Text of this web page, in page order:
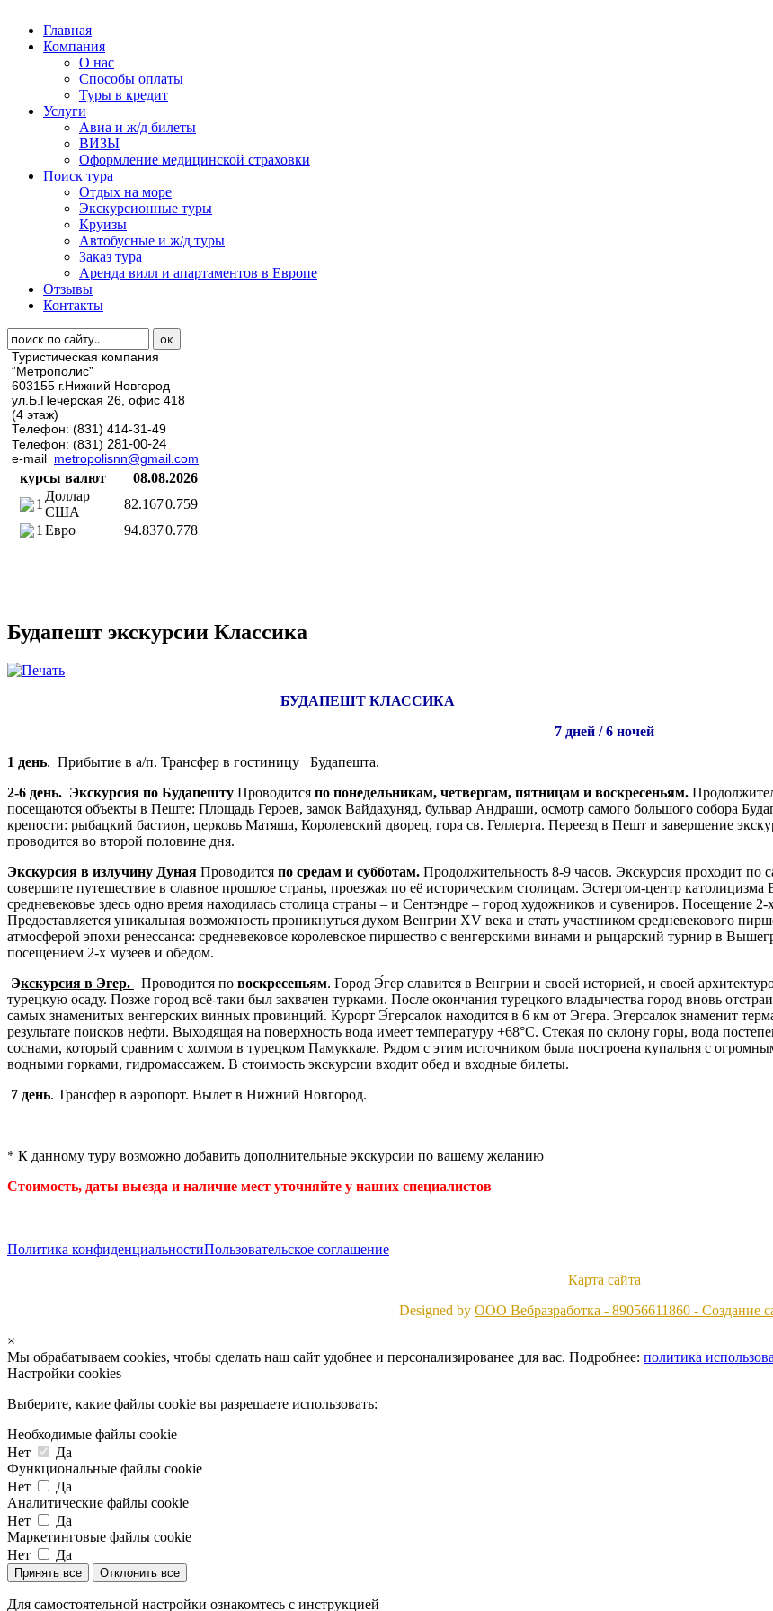
Главная
Компания
О нас
Способы оплаты
Туры в кредит
Услуги
Авиа и ж/д билеты
ВИЗЫ
Оформление медицинской страховки
Поиск тура
Отдых на море
Экскурсионные туры
Круизы
Автобусные и ж/д туры
Заказ тура
Аренда вилл и апартаментов в Европе
Отзывы
Контакты
Туристическая компания
“Метрополис”
603155 г.Нижний Новгород
ул.Б.Печерская 26, офис 418
(4 этаж)
Телефон: (831) 414-31-49
Телефон: (831) 281-00-24
e-mail metropolisnn@gmail.com
курсы валют
08.08.2026
1
Доллар
США
82.1670.759
1 Евро 94.8370.778
Будапешт экскурсии Классика
БУДАПЕШТ КЛАССИКА
7 дней / 6 ночей
1 день. Прибытие в а/п. Трансфер в гостиницу Будапешта.
2-6 день. Экскурсия по Будапешту Проводится по понедельникам, четвергам, пятницам и воскресеньям.
посещаются объекты в Пеште: Площадь Героев, замок Вайдахуняд, бульвар Андраши, осмотр самого большого собора
крепости: рыбацкий бастион, церковь Матяша, Королевский дворец, гора св. Геллерта. Переезд в Пешт и завершение
проводится во второй половине дня.
Экскурсия в излучину Дуная Проводится по средам и субботам. Продолжительность 8-9 часов. Экскурсия проходит
совершите путешествие в славное прошлое страны, проезжая по её историческим столицам. Эстергом-центр
средневековье здесь одно время находилась столица страны – и Сентэндре – город художников и сувениров. Посещение
Предоставляется уникальная возможность проникнуться духом Венгрии ХV века и стать участником средневекового
атмосферой эпохи ренессанса: средневековое королевское пиршество с венгерскими винами и рыцарский турнир в
посещением 2-х музеев и обедом.
Экскурсия в Эгер. Проводится по воскресеньям. Город Э́гер славится в Венгрии и своей историей, и своей
турецкую осаду. Позже город всё-таки был захвачен турками. После окончания турецкого владычества город вновь
самых знаменитых венгерских винных провинций. Курорт Э́герсалок находится в 6 км от Эгера. Эгерсалок знаменит
результате поисков нефти. Выходящая на поверхность вода имеет температуру +68°С. Стекая по склону горы, вода
соснами, который сравним с холмом в турецком Памуккале. Рядом с этим источником была построена купальня с
водными горками, гидромассажем. В стоимость экскурсии входит обед и входные билеты.
7 день. Трансфер в аэропорт. Вылет в Нижний Новгород.
* К данному туру возможно добавить дополнительные экскурсии по вашему желанию
Стоимость, даты выезда и наличие мест уточняйте у наших специалистов
Политика конфиденциальностиПользовательское соглашение
Карта сайта
Designed by ООО Вебразработка - 89056611860 - Создание
×
Мы обрабатываем cookies, чтобы сделать наш сайт удобнее и персонализированее для вас. Подробнее: политика
Настройки cookies
Выберите, какие файлы cookie вы разрешаете использовать:
Необходимые файлы cookie
Нет
Да
Функциональные файлы cookie
Нет
Да
Аналитические файлы cookie
Нет
Да
Маркетинговые файлы cookie
Нет
Да
Принять все Отклонить все
Для самостоятельной настройки ознакомтесь с инструкцией